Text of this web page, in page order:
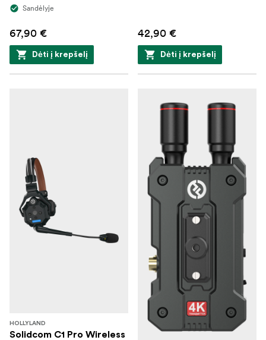
Sandėlyje
67,90 €
Dėti į krepšelį
42,90 €
Dėti į krepšelį
HOLLYLAND
Solidcom C1 Pro Wireless